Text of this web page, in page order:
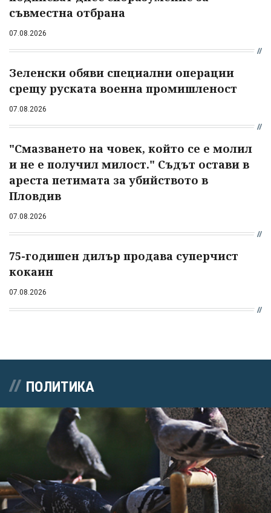
съвместна отбрана
07.08.2026
Зеленски обяви специални операции
срещу руската военна промишленост
07.08.2026
"Смазването на човек, който се е молил
и не е получил милост." Съдът остави в
ареста петимата за убийството в
Пловдив
07.08.2026
75-годишен дилър продава суперчист
кокаин
07.08.2026
ПОЛИТИКА